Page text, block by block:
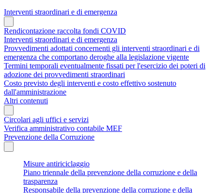
Interventi straordinari e di emergenza
Rendicontazione raccolta fondi COVID
Interventi straordinari e di emergenza
Provvedimenti adottati concernenti gli interventi straordinari e di
emergenza che comportano deroghe alla legislazione vigente
Termini temporali eventualmente fissati per l'esercizio dei poteri di
adozione dei provvedimenti straordinari
Costo previsto degli interventi e costo effettivo sostenuto
dall'amministrazione
Altri contenuti
Circolari agli uffici e servizi
Verifica amministrativo contabile MEF
Prevenzione della Corruzione
Misure antiriciclaggio
Piano triennale della prevenzione della corruzione e della
trasparenza
Responsabile della prevenzione della corruzione e della